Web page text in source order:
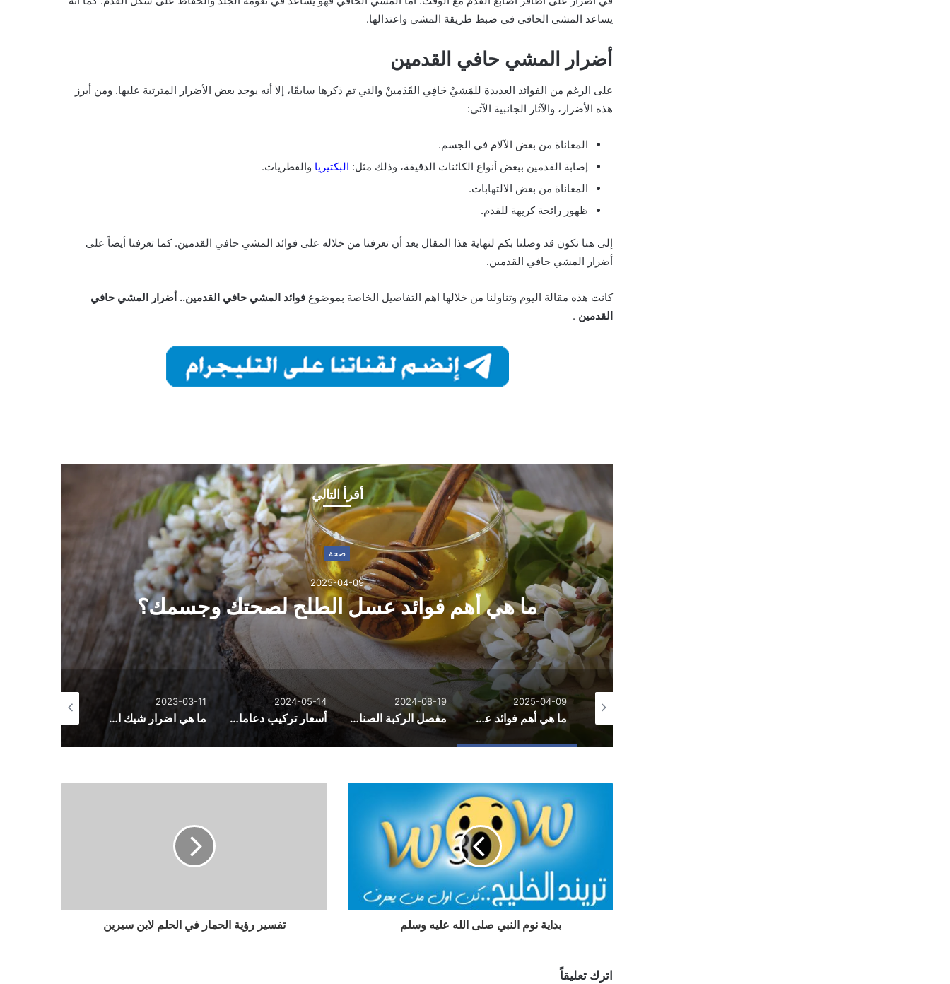
يساعد المشي الحافي في ضبط طريقة المشي واعتدالها.
أضرار المشي حافي القدمين
على الرغم من الفوائد العديدة للمَشيْ حَافِي القَدَمينْ والتي تم ذكرها سابقًا، إلا أنه يوجد بعض الأضرار المترتبة عليها. ومن أبرز
هذه الأضرار، والآثار الجانبية الآتي:
المعاناة من بعض الآلام في الجسم.
إصابة القدمين ببعض أنواع الكائنات الدقيقة، وذلك مثل: البكتيريا والفطريات.
المعاناة من بعض الالتهابات.
ظهور رائحة كريهة للقدم.
إلى هنا نكون قد وصلنا بكم لنهاية هذا المقال بعد أن تعرفنا من خلاله على فوائد المشي حافي القدمين. كما تعرفنا أيضاً على
أضرار المشي حافي القدمين.
كانت هذه مقالة اليوم وتناولنا من خلالها اهم التفاصيل الخاصة بموضوع فوائد المشي حافي القدمين.. أضرار المشي حافي
القدمين .
أقرأ التالي
صحة
2025-04-09
ما هي أهم فوائد عسل الطلح لصحتك وجسمك؟
2025-04-09
ما هي أهم فوائد عسل الطلح لصحتك وجسمك؟
2024-08-19
مفصل الركبة الصناعي: كل ما يجب معرفته لتحقيق حياة جديدة خالية من الألم
2024-05-14
أسعار تركيب دعامات للعضو الذكري وأنواع الدعمات
2023-03-11
ما هي اضرار شيك اوف؟
2023-02-18
بداية نوم النبي صلى الله عليه وسلم تفسير رؤية الحمار في الحلم لابن سيرين
اترك تعليقاً